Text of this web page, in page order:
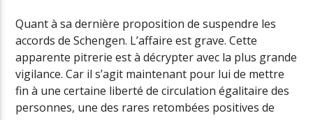
Quant à sa dernière proposition de suspendre les
accords de Schengen. L’affaire est grave. Cette
apparente pitrerie est à décrypter avec la plus grande
vigilance. Car il s’agit maintenant pour lui de mettre
fin à une certaine liberté de circulation égalitaire des
personnes, une des rares retombées positives de